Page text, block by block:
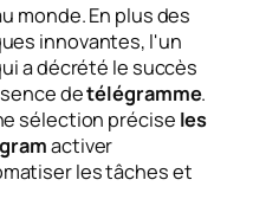
monde. En plus des
innovantes, l'un
a décrété le succès
detélégramme.
sélection précise les
activer
les tâches et